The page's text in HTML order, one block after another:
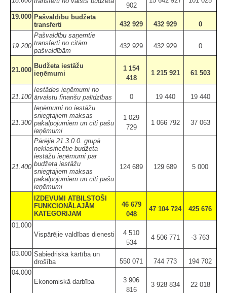
902
19.000 Pašvaldību budžeta
transferti
432 929 432 929 0
19.200
Pašvaldību saņemtie
transferti no citām
pašvaldībām
432 929 432 929 0
21.000
Budžeta iestāžu
ieņēmumi
1 154
418
1 215 921 61 503
21.100
Iestādes ieņēmumi no
ārvalstu finanšu palīdzības
0 19 440 19 440
21.300
Ieņēmumi no iestāžu
sniegtajiem maksas
pakalpojumiem un citi pašu
ieņēmumi
1 029
729
1 066 792 37 063
21.400
Pārējie 21.3.0.0. grupā
neklasificētie budžeta
iestāžu ieņēmumi par
budžeta iestāžu
sniegtajiem maksas
pakalpojumiem un citi pašu
ieņēmumi
124 689 129 689 5 000
IZDEVUMI ATBILSTOŠI
FUNKCIONĀLAJĀM
KATEGORIJĀM
46 679
048
47 104 724 425 676
01.000
Vispārējie valdības dienesti
4 510
534
4 506 771 -3 763
03.000 Sabiedriskā kārtība un
drošība
550 071 744 773
194 702
04.000
Ekonomiskā darbība
3 906
816
3 928 834 22 018